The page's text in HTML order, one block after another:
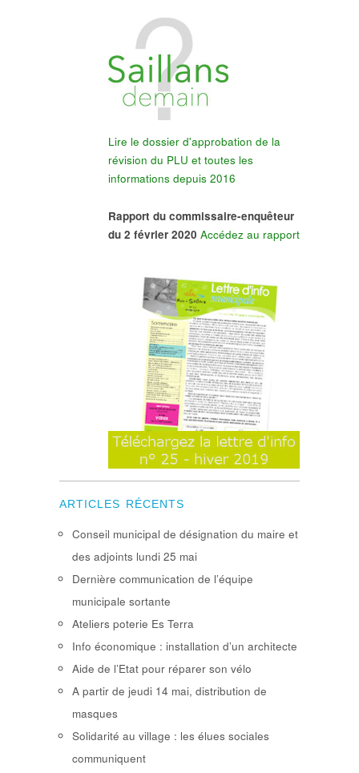
Lire le dossier d'approbation de la
révision du PLU et toutes les
informations depuis 2016
Rapport du commissaire-enquêteur
du 2 février 2020 Accédez au rapport
ARTICLES RÉCENTS
Conseil municipal de désignation du maire et
des adjoints lundi 25 mai
Dernière communication de l’équipe
municipale sortante
Ateliers poterie Es Terra
Info économique : installation d’un architecte
Aide de l’Etat pour réparer son vélo
A partir de jeudi 14 mai, distribution de
masques
Solidarité au village : les élues sociales
communiquent